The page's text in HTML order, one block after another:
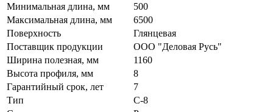
Минимальная длина, мм
500
Максимальная длина, мм
6500
Поверхность
Глянцевая
Поставщик продукции
ООО "Деловая Русь"
Ширина полезная, мм
1160
Высота профиля, мм
8
Гарантийный срок, лет
7
Тип
C-8